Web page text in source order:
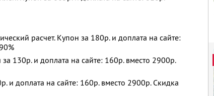
расчет. Купон за 180р. и доплата на сайте:
за 130р. и доплата на сайте: 160р. вместо 2900р.
и доплата на сайте: 160р. вместо 2900р. Скидка